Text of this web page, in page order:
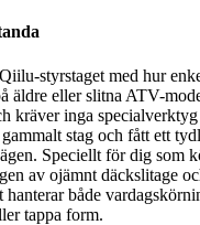
styrstaget med hur
äldre eller slitna ATV-
kräver inga
stag och fått ett
Speciellt för dig som
av ojämnt däckslitage
hanterar både
tappa form.